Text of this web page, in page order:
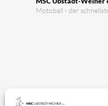
Motoball - der